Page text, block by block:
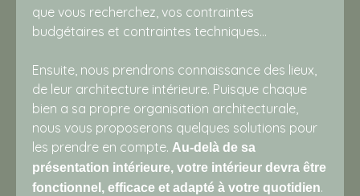
que vous recherchez, vos contraintes
budgétaires et contraintes techniques…
Ensuite, nous prendrons connaissance des lieux,
de leur architecture intérieure. Puisque chaque
bien a sa propre organisation architecturale,
nous vous proposerons quelques solutions pour
les prendre en compte. Au-delà de sa
présentation intérieure, votre intérieur devra être
fonctionnel, efficace et adapté à votre quotidien.